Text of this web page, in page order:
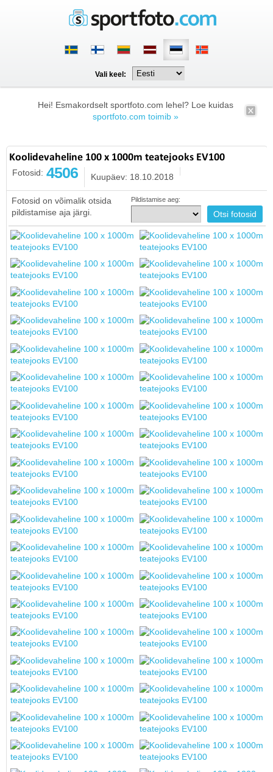
Vali keel:
Hei! Esmakordselt sportfoto.com lehel? Loe kuidas
sportfoto.com toimib »
Koolidevaheline 100 x 1000m teatejooks EV100
Fotosid: 4506 Kuupäev: 18.10.2018
Fotosid on võimalik otsida
pildistamise aja järgi.
Pildistamise aeg: